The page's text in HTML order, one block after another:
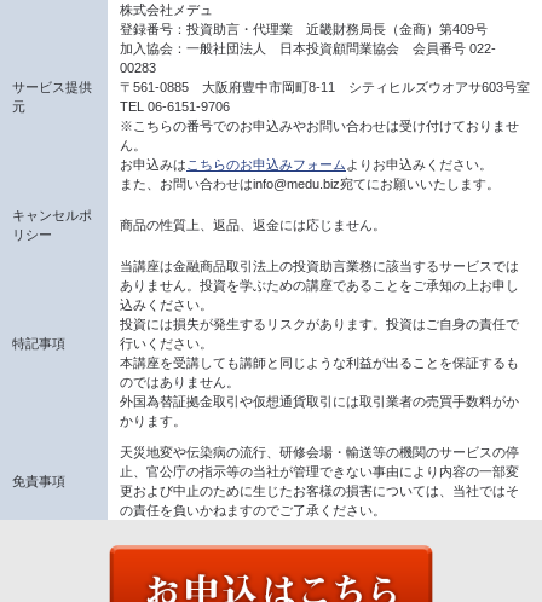
サービス提供
元
株式会社メデュ
登録番号：投資助言・代理業 近畿財務局長（金商）第409号
加入協会：一般社団法人 日本投資顧問業協会 会員番号 022-
00283
〒561-0885 大阪府豊中市岡町8-11 シティヒルズウオアサ603号室
TEL 06-6151-9706
※こちらの番号でのお申込みやお問い合わせは受け付けておりませ
ん。
お申込みは こちらのお申込みフォーム よりお申込みください。
また、お問い合わせはinfo@medu.biz宛てにお願いいたします。
キャンセルポ
リシー
商品の性質上、返品、返金には応じません。
特記事項
当講座は金融商品取引法上の投資助言業務に該当するサービスでは
ありません。投資を学ぶための講座であることをご承知の上お申し
込みください。
投資には損失が発生するリスクがあります。投資はご自身の責任で
行いください。
本講座を受講しても講師と同じような利益が出ることを保証するも
のではありません。
外国為替証拠金取引や仮想通貨取引には取引業者の売買手数料がか
かります。
免責事項
天災地変や伝染病の流行、研修会場・輸送等の機関のサービスの停
止、官公庁の指示等の当社が管理できない事由により内容の一部変
更および中止のために生じたお客様の損害については、当社ではそ
の責任を負いかねますのでご了承ください。